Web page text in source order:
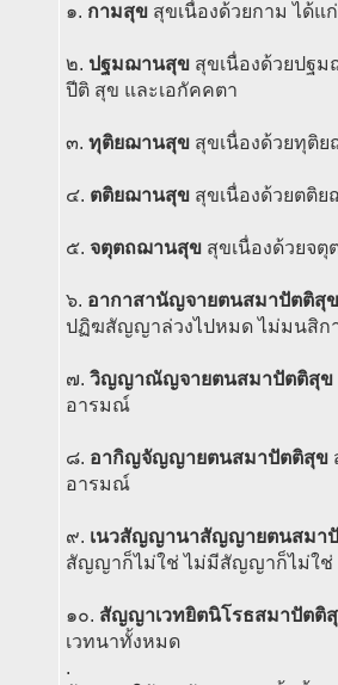
๑. กามสุข สุขเนื่องด้วยกาม ได้
๒. ปฐมฌานสุข สุขเนื่องด้วยปฐ
ปีติ สุข และเอกัคคตา
๓. ทุติยฌานสุข สุขเนื่องด้วยทุติ
๔. ตติยฌานสุข สุขเนื่องด้วยตติ
๕. จตุตถฌานสุข สุขเนื่องด้วยจ
๖. อากาสานัญจายตนสมาปัตติสุ
ปฏิฆสัญญาล่วงไปหมด ไม่มนสิก
๗. วิญญาณัญจายตนสมาปัตติสุข
อารมณ์
๘. อากิญจัญญายตนสมาปัตติสุข
อารมณ์
๙. เนวสัญญานาสัญญายตนสมา
สัญญาก็ไม่ใช่ ไม่มีสัญญาก็ไม่ใช่
๑๐. สัญญาเวทยิตนิโรธสมาปัตติ
เวทนาทั้งหมด
.